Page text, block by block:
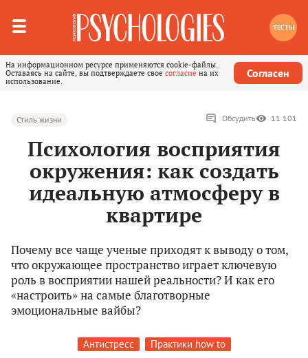
ТЕСТЫ
На информационном ресурсе применяются cookie-файлы.
Оставаясь на сайте, вы подтверждаете свое согласие на их
использование.
Согласен
Стиль жизни Обсудить 11 101
Психология восприятия
окружения: как создать
идеальную атмосферу в
квартире
Почему все чаще ученые приходят к выводу о том,
что окружающее пространство играет ключевую
роль в восприятии нашей реальности? И как его
«настроить» на самые благотворные
эмоциональные вайбы?
Антистресс Практики how to